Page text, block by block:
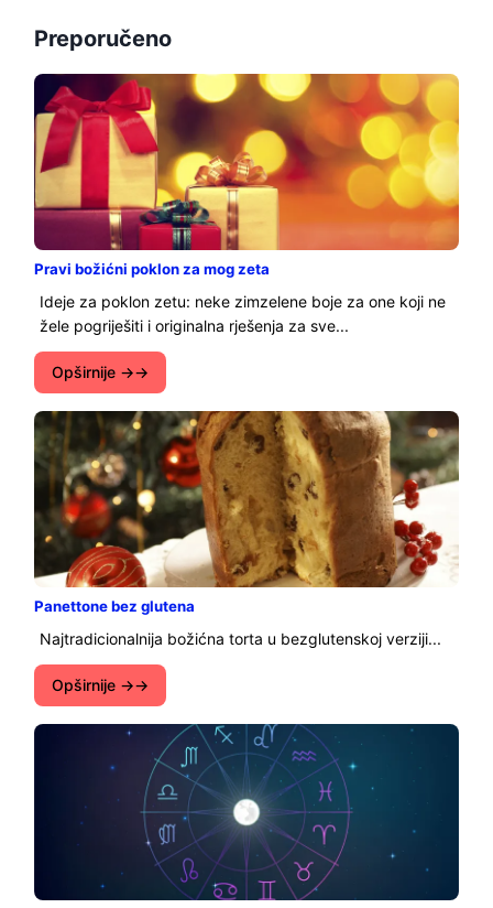
Preporučeno
Pravi božićni poklon za mog zeta
Ideje za poklon zetu: neke zimzelene boje za one koji ne
žele pogriješiti i originalna rješenja za sve...
Opširnije →
Panettone bez glutena
Najtradicionalnija božićna torta u bezglutenskoj verziji...
Opširnije →